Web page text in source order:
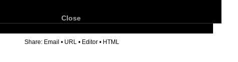
Close
Share: Email • URL • Editor • HTML